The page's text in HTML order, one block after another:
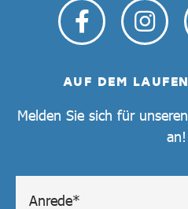
AUF DEM
Melden Sie sich für
an!